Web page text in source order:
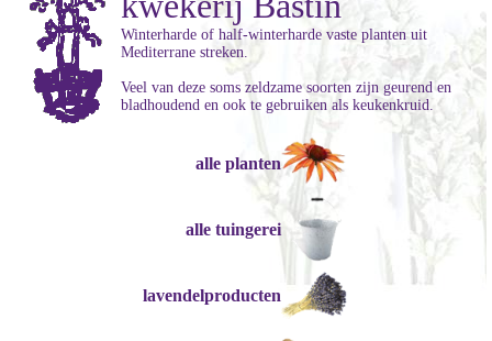
Winterharde of half-winterharde vaste planten uit
Mediterrane streken.
Veel van deze soms zeldzame soorten zijn geurend en
bladhoudend en ook te gebruiken als keukenkruid.
alle planten
alle tuingerei
lavendelproducten